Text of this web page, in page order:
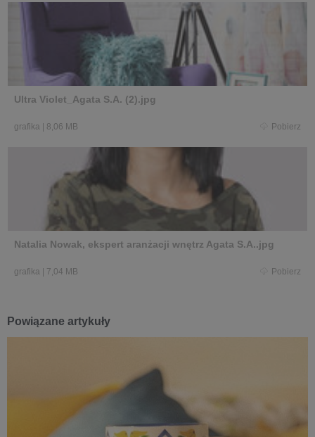
Ultra Violet_Agata S.A. (2).jpg
grafika | 8,06 MB Pobierz
Natalia Nowak, ekspert aranżacji wnętrz Agata S.A..jpg
grafika | 7,04 MB Pobierz
Powiązane artykuły